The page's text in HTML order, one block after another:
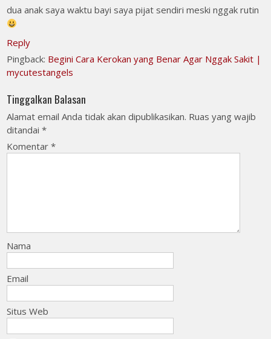
dua anak saya waktu bayi saya pijat sendiri meski nggak rutin
Reply
Pingback: Begini Cara Kerokan yang Benar Agar Nggak Sakit |
mycutestangels
Tinggalkan Balasan
Alamat email Anda tidak akan dipublikasikan. Ruas yang wajib
ditandai*
Komentar*
Nama
Email
Situs Web